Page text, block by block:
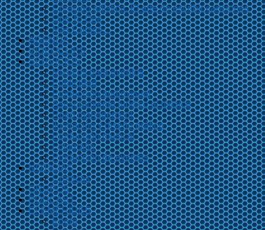
Creación artística. El arte de escribir canciones
One To One
Más Cursos…
AGENDA
VIDEOCLIPS
SERVICIOS
Músicos para eventos
Publicidad
Producción audiovisual
Asesoramiento jurídico al músico
Road management
Ilustración y diseño gráfico
Producción musical
Fotografía
Producción de eventos
NOTICIAS
Crónicas
GRUPOS
PODCAST
EFEMÉRIDES
Enero